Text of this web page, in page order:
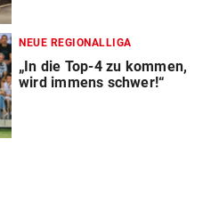
NEUE REGIONALLIGA
„In die Top-4 zu kommen,
wird immens schwer!“